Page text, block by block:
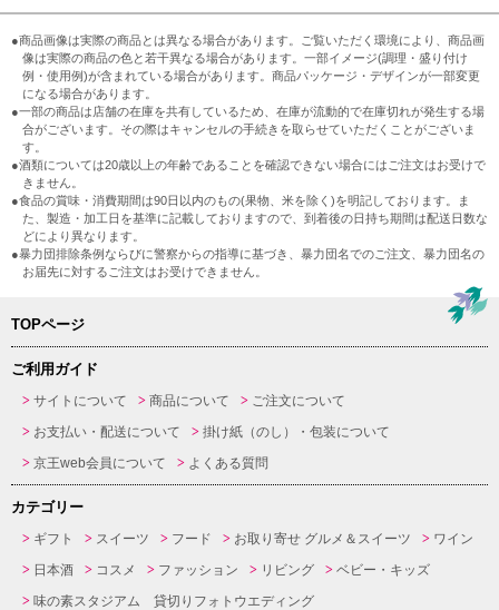
●商品画像は実際の商品とは異なる場合があります。ご覧いただく環境により、商品画
像は実際の商品の色と若干異なる場合があります。一部イメージ(調理・盛り付け
例・使用例)が含まれている場合があります。商品パッケージ・デザインが一部変更
になる場合があります。
●一部の商品は店舗の在庫を共有しているため、在庫が流動的で在庫切れが発生する場
合がございます。その際はキャンセルの手続きを取らせていただくことがございま
す。
●酒類については20歳以上の年齢であることを確認できない場合にはご注文はお受けで
きません。
●食品の賞味・消費期間は90日以内のもの(果物、米を除く)を明記しております。ま
た、製造・加工日を基準に記載しておりますので、到着後の日持ち期間は配送日数な
どにより異なります。
●暴力団排除条例ならびに警察からの指導に基づき、暴力団名でのご注文、暴力団名の
お届先に対するご注文はお受けできません。
TOPページ
ご利用ガイド
サイトについて 商品について
ご注文について
お支払い・配送について
掛け紙（のし）・包装について
京王web会員について
よくある質問
カテゴリー
ギフト スイーツ フード お取り寄せ グルメ＆スイーツ
ワイン
日本酒
コスメ ファッション リビング
ベビー・キッズ
味の素スタジアム 貸切りフォトウエディング